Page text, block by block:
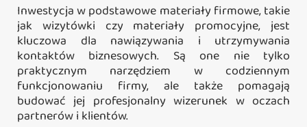
Inwestycja w podstawowe materiały firmowe, takie
jak wizytówki czy materiały promocyjne, jest
kluczowa dla nawiązywania i utrzymywania
kontaktów biznesowych. Są one nie tylko
praktycznym narzędziem w codziennym
funkcjonowaniu firmy, ale także pomagają
budować jej profesjonalny wizerunek w oczach
partnerów i klientów.